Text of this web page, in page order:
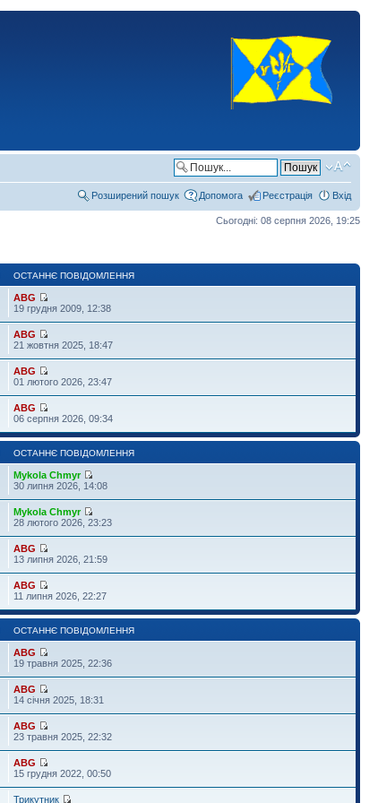
Розширений пошук Допомога Реєстрація Вхід
Сьогодні: 08 серпня 2026, 19:25
ОСТАННЄ ПОВІДОМЛЕННЯ
ABG
19 грудня 2009, 12:38
ABG
21 жовтня 2025, 18:47
ABG
01 лютого 2026, 23:47
ABG
06 серпня 2026, 09:34
ОСТАННЄ ПОВІДОМЛЕННЯ
Mykola Chmyr
30 липня 2026, 14:08
Mykola Chmyr
28 лютого 2026, 23:23
ABG
13 липня 2026, 21:59
ABG
11 липня 2026, 22:27
ОСТАННЄ ПОВІДОМЛЕННЯ
ABG
19 травня 2025, 22:36
ABG
14 січня 2025, 18:31
ABG
23 травня 2025, 22:32
ABG
15 грудня 2022, 00:50
Трикутник